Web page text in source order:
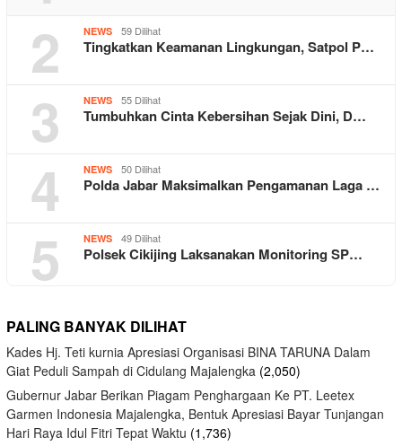
2 NEWS 59 Dilihat
Tingkatkan Keamanan Lingkungan, Satpol P…
3 NEWS 55 Dilihat
Tumbuhkan Cinta Kebersihan Sejak Dini, D…
4 NEWS 50 Dilihat
Polda Jabar Maksimalkan Pengamanan Laga …
5 NEWS 49 Dilihat
Polsek Cikijing Laksanakan Monitoring SP…
PALING BANYAK DILIHAT
Kades Hj. Teti kurnia Apresiasi Organisasi BINA TARUNA Dalam
Giat Peduli Sampah di Cidulang Majalengka (2,050)
Gubernur Jabar Berikan Piagam Penghargaan Ke PT. Leetex
Garmen Indonesia Majalengka, Bentuk Apresiasi Bayar Tunjangan
Hari Raya Idul Fitri Tepat Waktu (1,736)